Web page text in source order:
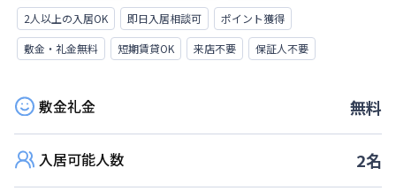
2人以上の入居OK
即日入居相談可
ポイント獲得
敷金・礼金無料
短期賃貸OK 来店不要 保証人不要
敷金礼金 無料
入居可能人数 2名